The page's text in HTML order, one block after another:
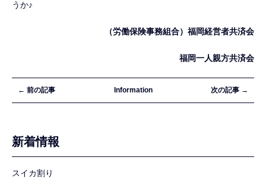
うか♪
（労働保険事務組合）福岡経営者共済会
福岡一人親方共済会
← 前の記事 Information 次の記事 →
新着情報
スイカ割り